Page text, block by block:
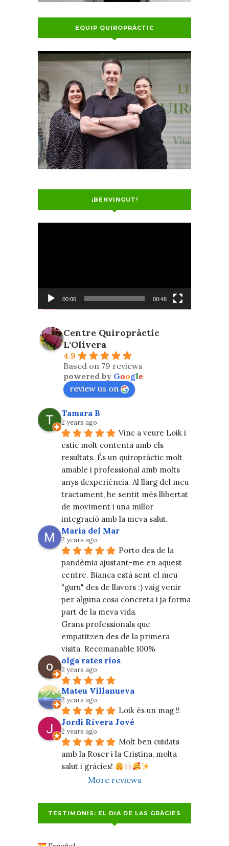
EQUIP QUIROPRÁCTIC
¡BENVINGUT!
00:00 00:46
Centre Quiropràctic
L'Olivera
4.9
Based on 79 reviews
powered by Google
review us on
Tamara B
2 years ago
Vinc a veure Loik i
estic molt contenta amb els
resultats. És un quiropràctic molt
amable i professional amb molts
anys dexperiència. Al llarg del meu
tractament, he sentit més llibertat
de moviment i una millor
integració amb la meva salut.
María del Mar
2 years ago
Porto des de la
pandèmia ajustant-me en aquest
centre. Bianca està sent el meu
"guru" des de llavors :) vaig venir
per alguna cosa concreta i ja forma
part de la meva vida.
Grans professionals que
empatitzen des de la primera
visita. Recomanable 100%
olga rates rios
2 years ago
Mateu Villanueva
2 years ago
Loik és un mag !!
Jordi Rivera Jové
2 years ago
Molt ben cuidats
amb la Roser i la Cristina, molta
salut i gràcies!
More reviews
TESTIMONIS: EL DIA DE LAS GRÀCIES